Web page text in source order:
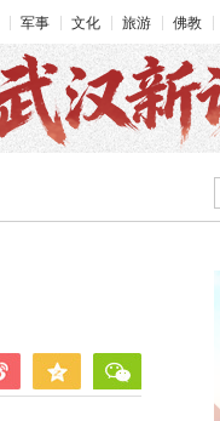
军事 文化 旅游 佛教